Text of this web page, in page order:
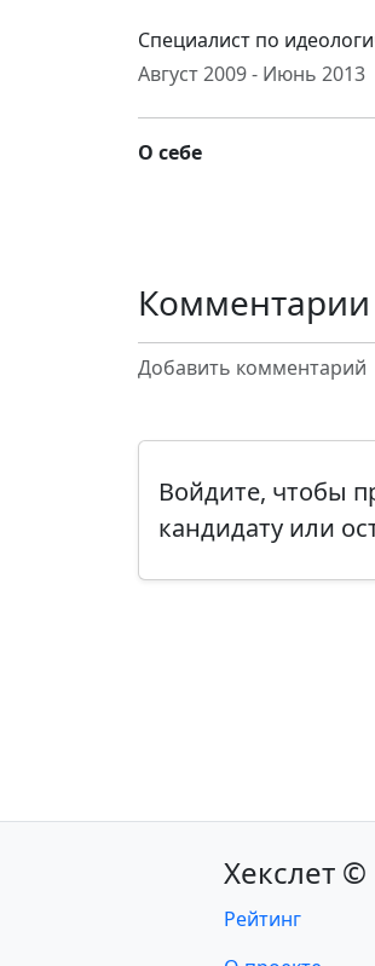
Специалист по
Август 2009 - Июнь 2013
О себе
Комментарии
Добавить комментарий
Войдите, чтобы
кандидату или
Хекслет ©
Рейтинг